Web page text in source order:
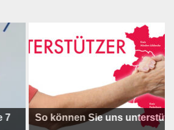
So können Sie uns unterstützen !